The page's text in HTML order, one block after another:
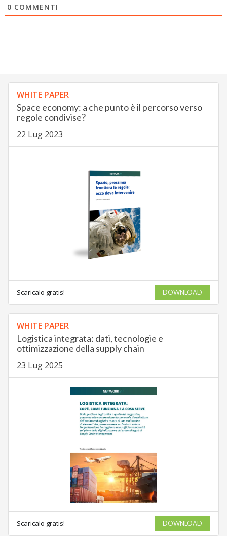
0 COMMENTI
WHITE PAPER
Space economy: a che punto è il percorso verso
regole condivise?
22 Lug 2023
Scaricalo gratis! DOWNLOAD
WHITE PAPER
Logistica integrata: dati, tecnologie e
ottimizzazione della supply chain
23 Lug 2025
Scaricalo gratis! DOWNLOAD